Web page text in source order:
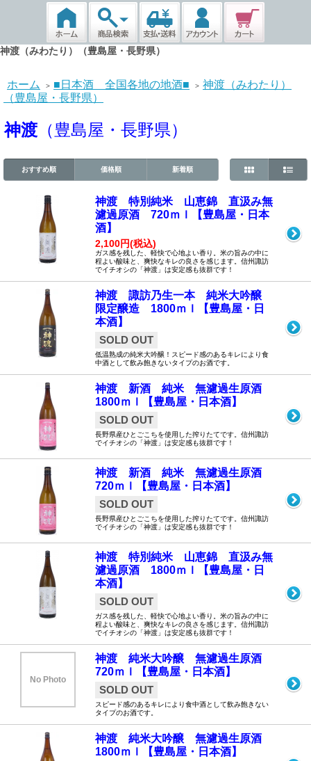
神渡（みわたり）（豊島屋・長野県）
ホーム > ■日本酒 全国各地の地酒■ > 神渡（みわたり）
（豊島屋・長野県）
神渡 （豊島屋・長野県）
おすすめ順 価格順 新着順
神渡 特別純米 山恵錦 直汲み無
濾過原酒 720ｍｌ【豊島屋・日本
酒】
2,100円(税込)
ガス感を残した、軽快で心地よい香り。米の旨みの中に
程よい酸味と、爽快なキレの良さを感じます。信州諏訪
でイチオシの「神渡」は安定感も抜群です！
神渡 諏訪乃生一本 純米大吟醸
限定醸造 1800ｍｌ【豊島屋・日
本酒】
SOLD OUT
低温熟成の純米大吟醸！スピード感のあるキレにより食
中酒として飲み飽きないタイプのお酒です。
神渡 新酒 純米 無濾過生原酒
1800ｍｌ【豊島屋・日本酒】
SOLD OUT
長野県産ひとごこちを使用した搾りたてです。信州諏訪
でイチオシの「神渡」は安定感も抜群です！
神渡 新酒 純米 無濾過生原酒
720ｍｌ【豊島屋・日本酒】
SOLD OUT
長野県産ひとごこちを使用した搾りたてです。信州諏訪
でイチオシの「神渡」は安定感も抜群です！
神渡 特別純米 山恵錦 直汲み無
濾過原酒 1800ｍｌ【豊島屋・日
本酒】
SOLD OUT
ガス感を残した、軽快で心地よい香り。米の旨みの中に
程よい酸味と、爽快なキレの良さを感じます。信州諏訪
でイチオシの「神渡」は安定感も抜群です！
No Photo
神渡 純米大吟醸 無濾過生原酒
720ｍｌ【豊島屋・日本酒】
SOLD OUT
スピード感のあるキレにより食中酒として飲み飽きない
タイプのお酒です。
神渡 純米大吟醸 無濾過生原酒
1800ｍｌ【豊島屋・日本酒】